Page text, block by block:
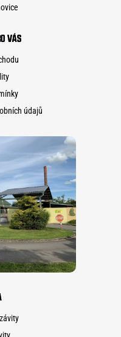
VÁS
údajů